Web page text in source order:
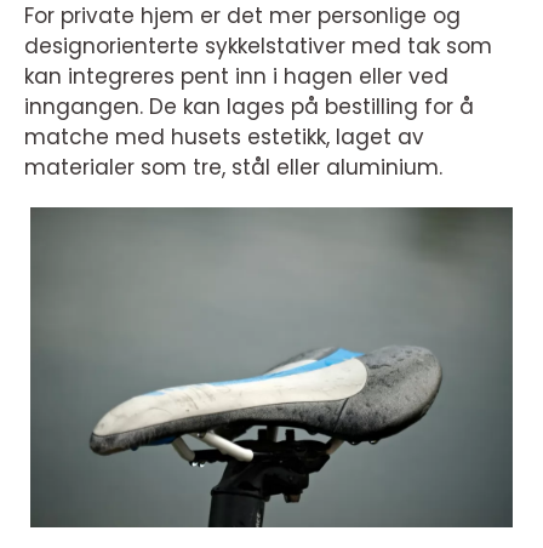
For private hjem er det mer personlige og
designorienterte sykkelstativer med tak som
kan integreres pent inn i hagen eller ved
inngangen. De kan lages på bestilling for å
matche med husets estetikk, laget av
materialer som tre, stål eller aluminium.